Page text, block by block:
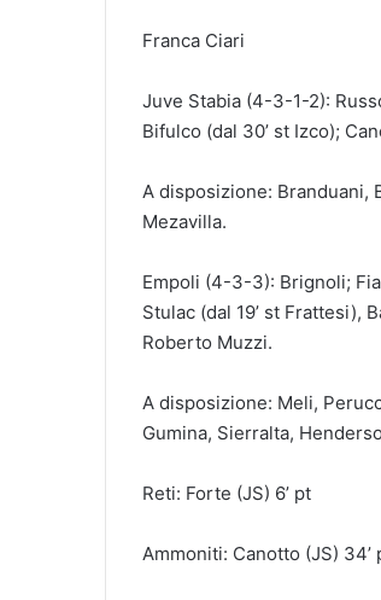
Franca Ciari
Juve Stabia (4-3-1-2):
Bifulco (dal 30’ st Izco);
A disposizione: Branduani,
Mezavilla.
Empoli (4-3-3): Brignoli;
Stulac (dal 19’ st Frattesi),
Roberto Muzzi.
A disposizione: Meli,
Gumina, Sierralta,
Reti: Forte (JS) 6’ pt
Ammoniti: Canotto (JS) 34’